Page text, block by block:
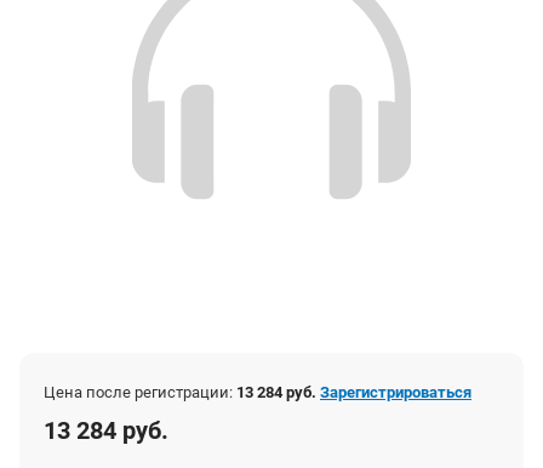
Цена после регистрации: 13 284 руб. Зарегистрироваться
13 284 руб.